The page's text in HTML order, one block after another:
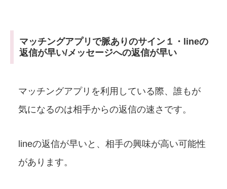
マッチングアプリで脈ありのサイン１・lineの
返信が早い/メッセージへの返信が早い
マッチングアプリを利用している際、誰もが
気になるのは相手からの返信の速さです。
lineの返信が早いと、相手の興味が高い可能性
があります。